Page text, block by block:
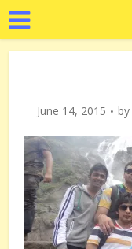
June 14, 2015 by